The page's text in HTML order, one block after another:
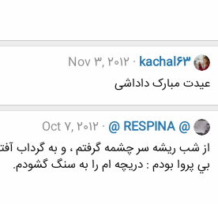
kachal63
Nov 3, 2012
عیدت مبارک داداشی
@ RESPINA @
Oct 7, 2012
از شب ريشه سر چشمه گرفتم ، و به گرداب
بي پروا بودم : دريچه ام را به سنگ گشودم‌.